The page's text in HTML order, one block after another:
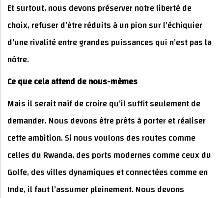
Et surtout, nous devons préserver notre liberté de
choix, refuser d’être réduits à un pion sur l’échiquier
d’une rivalité entre grandes puissances qui n’est pas la
nôtre.
Ce que cela attend de nous-mêmes
Mais il serait naïf de croire qu’il suffit seulement de
demander. Nous devons être prêts à porter et réaliser
cette ambition. Si nous voulons des routes comme
celles du Rwanda, des ports modernes comme ceux du
Golfe, des villes dynamiques et connectées comme en
Inde, il faut l’assumer pleinement. Nous devons